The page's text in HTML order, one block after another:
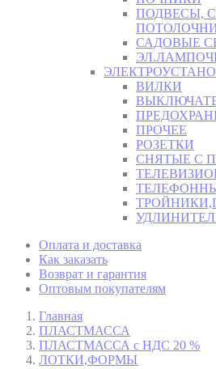
ПОДВЕСЫ,
САДОВЫЕ
ВИЛКИ
ПРОЧЕЕ
РОЗЕТКИ
СНЯТЫЕ С
Оплата и доставка
Как заказать
Возврат и гарантия
Оптовым покупателям
Главная
ПЛАСТМАССА
ПЛАСТМАССА с НДС 20 %
ЛОТКИ,ФОРМЫ